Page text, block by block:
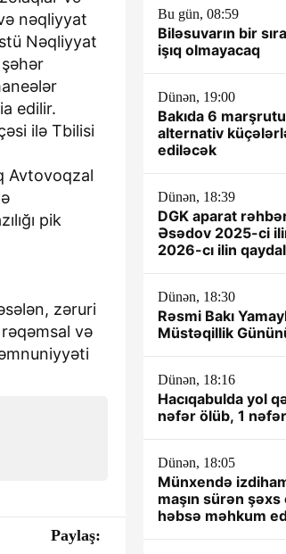
nəqliyyat
Nəqliyyat
edilir.
ilə Tbilisi
Avtovoqzal
pik
zəruri
və
Paylaş:
Bu gün, 08:59
Biləsuvarın bir
işıq olmayacaq
Dünən, 19:00
Bakıda 6
alternativ
ediləcək
Dünən, 18:39
DGK aparat
Əsədov 2025-ci
2026-cı ilin
Dünən, 18:30
Rəsmi Bakı
Müstəqillik
Dünən, 18:16
Hacıqabulda yol
nəfər ölüb, 1
Dünən, 18:05
Münxendə
maşın sürən
həbsə məhkum